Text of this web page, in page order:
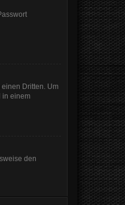
Dritten. Um
in einem
den